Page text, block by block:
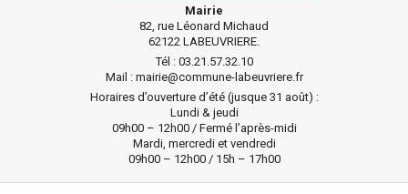
Mairie
82, rue Léonard Michaud
62122 LABEUVRIERE.
Tél : 03.21.57.32.10
Mail : mairie@commune-labeuvriere.fr
Horaires d’ouverture d’été (jusque 31 août) :
Lundi & jeudi
09h00 – 12h00 / Fermé l’après-midi
Mardi, mercredi et vendredi
09h00 – 12h00 / 15h – 17h00